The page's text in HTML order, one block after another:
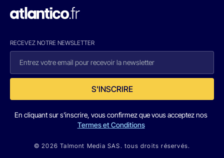
RECEVEZ NOTRE NEWSLETTER
S'INSCRIRE
En cliquant sur s'inscrire, vous confirmez que vous acceptez nos
Termes et Conditions
© 2026 Talmont Media SAS. tous droits réservés.